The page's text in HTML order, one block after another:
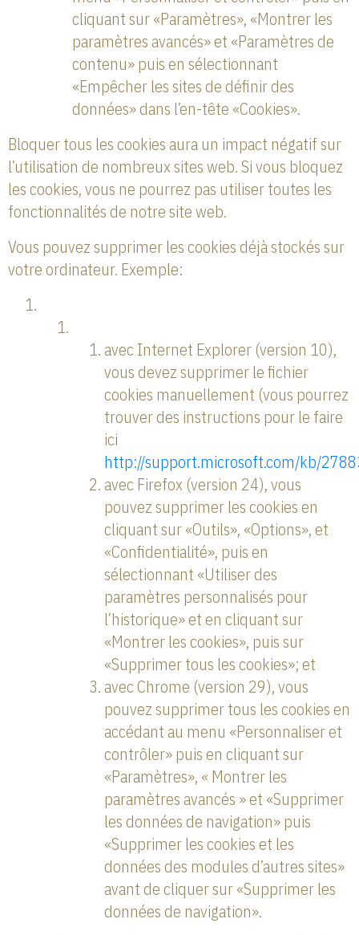
cliquant sur «Paramètres», «Montrer les
paramètres avancés» et «Paramètres de
contenu» puis en sélectionnant
«Empêcher les sites de définir des
données» dans l’en-tête «Cookies».
Bloquer tous les cookies aura un impact négatif sur
l’utilisation de nombreux sites web. Si vous bloquez
les cookies, vous ne pourrez pas utiliser toutes les
fonctionnalités de notre site web.
Vous pouvez supprimer les cookies déjà stockés sur
votre ordinateur. Exemple:
avec Internet Explorer (version 10),
vous devez supprimer le fichier
cookies manuellement (vous pourrez
trouver des instructions pour le faire
ici
http://support.microsoft.com/kb/
avec Firefox (version 24), vous
pouvez supprimer les cookies en
cliquant sur «Outils», «Options», et
«Confidentialité», puis en
sélectionnant «Utiliser des
paramètres personnalisés pour
l’historique» et en cliquant sur
«Montrer les cookies», puis sur
«Supprimer tous les cookies»; et
avec Chrome (version 29), vous
pouvez supprimer tous les cookies en
accédant au menu «Personnaliser et
contrôler» puis en cliquant sur
«Paramètres», « Montrer les
paramètres avancés » et «Supprimer
les données de navigation» puis
«Supprimer les cookies et les
données des modules d’autres sites»
avant de cliquer sur «Supprimer les
données de navigation».